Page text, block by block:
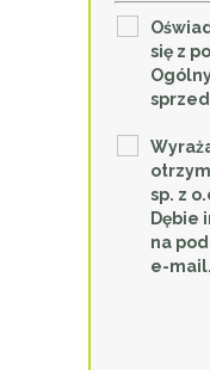
się z
sp. z
Dębie
na
e-mail.